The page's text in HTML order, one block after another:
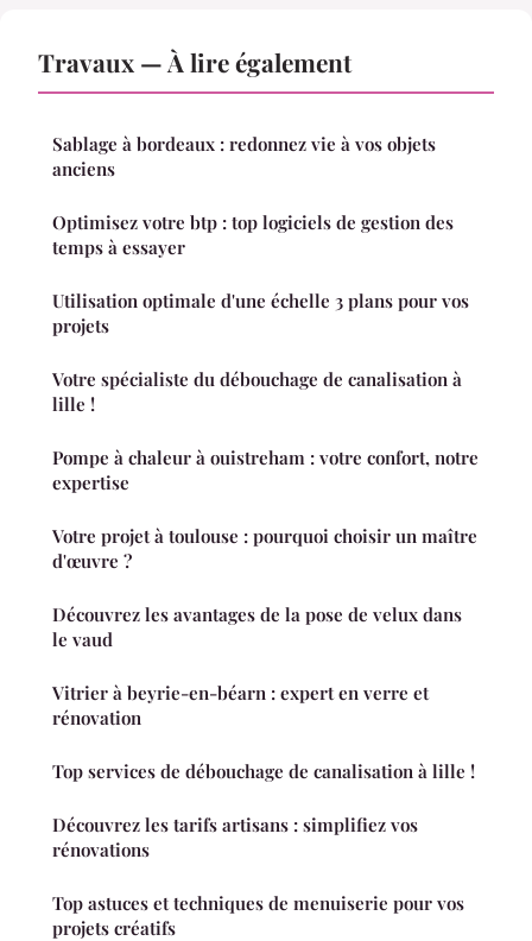
Travaux — À lire également
Sablage à bordeaux : redonnez vie à vos objets
anciens
Optimisez votre btp : top logiciels de gestion des
temps à essayer
Utilisation optimale d'une échelle 3 plans pour vos
projets
Votre spécialiste du débouchage de canalisation à
lille !
Pompe à chaleur à ouistreham : votre confort, notre
expertise
Votre projet à toulouse : pourquoi choisir un maître
d'œuvre ?
Découvrez les avantages de la pose de velux dans
le vaud
Vitrier à beyrie-en-béarn : expert en verre et
rénovation
Top services de débouchage de canalisation à lille !
Découvrez les tarifs artisans : simplifiez vos
rénovations
Top astuces et techniques de menuiserie pour vos
projets créatifs